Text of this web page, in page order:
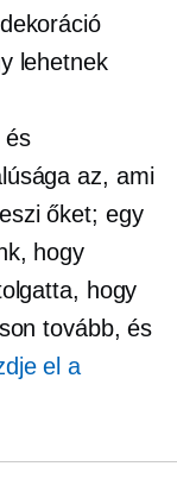
lehetnek
és
az, ami
őket; egy
hogy
hogy
tovább, és
el a